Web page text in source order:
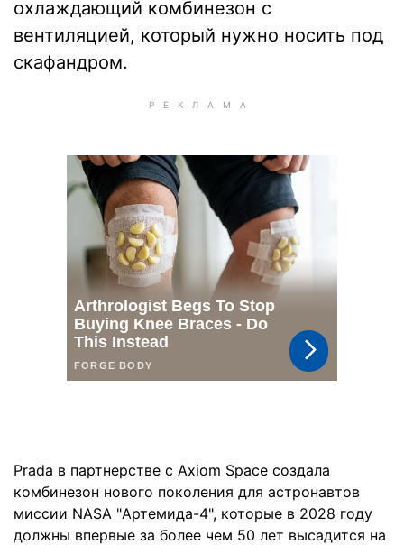
охлаждающий комбинезон с
вентиляцией, который нужно носить под
скафандром.
Prada в партнерстве с Axiom Space создала
комбинезон нового поколения для астронавтов
миссии NASA "Артемида-4", которые в 2028 году
должны впервые за более чем 50 лет высадится на